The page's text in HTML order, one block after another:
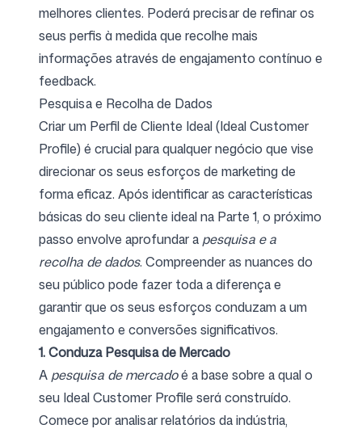
melhores clientes. Poderá precisar de refinar os
seus perfis à medida que recolhe mais
informações através de engajamento contínuo e
feedback.
Pesquisa e Recolha de Dados
Criar um Perfil de Cliente Ideal (Ideal Customer
Profile) é crucial para qualquer negócio que vise
direcionar os seus esforços de marketing de
forma eficaz. Após identificar as características
básicas do seu cliente ideal na Parte 1, o próximo
passo envolve aprofundar a pesquisa e a
recolha de dados. Compreender as nuances do
seu público pode fazer toda a diferença e
garantir que os seus esforços conduzam a um
engajamento e conversões significativos.
1. Conduza Pesquisa de Mercado
A pesquisa de mercadoé a base sobre a qual o
seu Ideal Customer Profile será construído.
Comece por analisar relatórios da indústria,